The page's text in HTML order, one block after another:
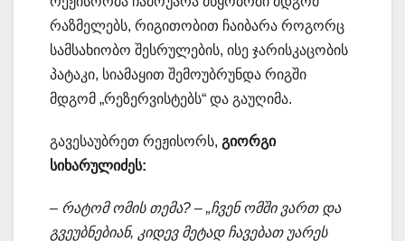
რაზმელებს, რიგითობით ჩაიბარა როგორც
სამსახიობო შესრულების, ისე ჯარისკაცობის
პატაკი, სიამაყით შემოუბრუნდა რიგში
მდგომ „რეზერვისტებს“ და გაუღიმა.
გავესაუბრეთ რეჟისორს, გიორგი
სიხარულიძეს:
– რატომ ომის თემა? – „ჩვენ ომში ვართ და
გვეუბნებიან, კიდევ მეტად ჩავებათ უარეს